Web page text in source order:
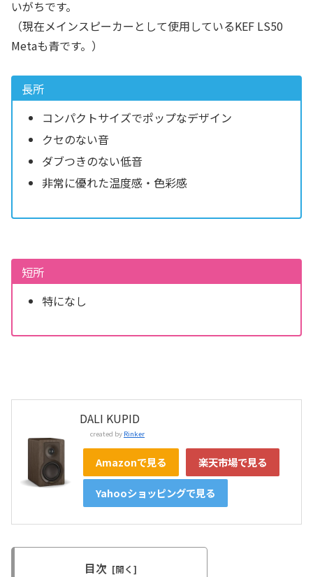
いがちです。
（現在メインスピーカーとして使用しているKEF LS50
Metaも青です。）
長所
コンパクトサイズでポップなデザイン
クセのない音
ダブつきのない低音
非常に優れた温度感・色彩感
短所
特になし
DALI KUPID
created by Rinker
Amazonで見る 楽天市場で見る
Yahooショッピングで見る
目次